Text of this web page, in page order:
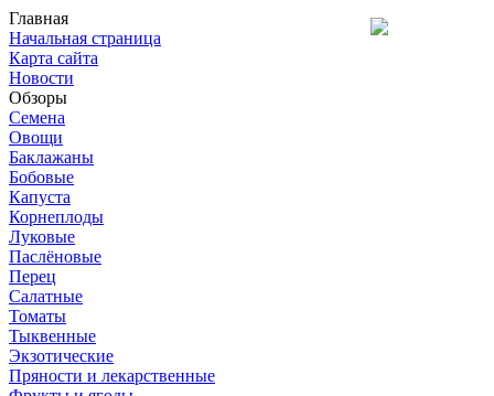
Главная
Начальная страница
Карта сайта
Новости
Обзоры
Семена
Овощи
Баклажаны
Бобовые
Капуста
Корнеплоды
Луковые
Паслёновые
Перец
Салатные
Томаты
Тыквенные
Экзотические
Пряности и лекарственные